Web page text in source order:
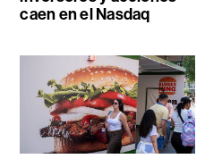
caen en el Nasdaq